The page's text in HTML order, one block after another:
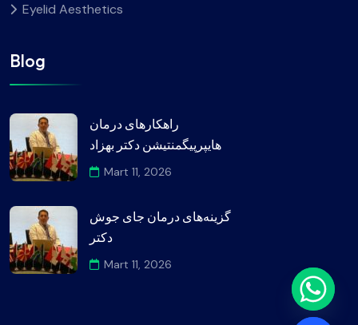
Eyelid Aesthetics
Blog
راهکارهای درمان
هایپرپیگمنتیشن دکتر بهزاد
Mart 11, 2026
گزینه‌های درمان جای جوش
دکتر
Mart 11, 2026